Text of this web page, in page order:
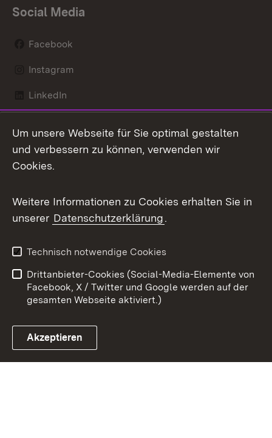
Social Media
Facebook
Instagram
LinkedIn
X / Twitter
Youtube
Link zum Landesportal
Kontakt
Datenschutz
Barrierefreiheit
Impressum
Cookies
Um unsere Webseite für Sie optimal gestalten
und verbessern zu können, verwenden wir
Cookies.
Weitere Informationen zu Cookies erhalten Sie in
unserer Datenschutzerklärung.
Technisch notwendige Cookies
Drittanbieter-Cookies (Social-Media-Elemente von
Facebook, X / Twitter und Google werden auf der
gesamten Webseite aktiviert.)
Akzeptieren